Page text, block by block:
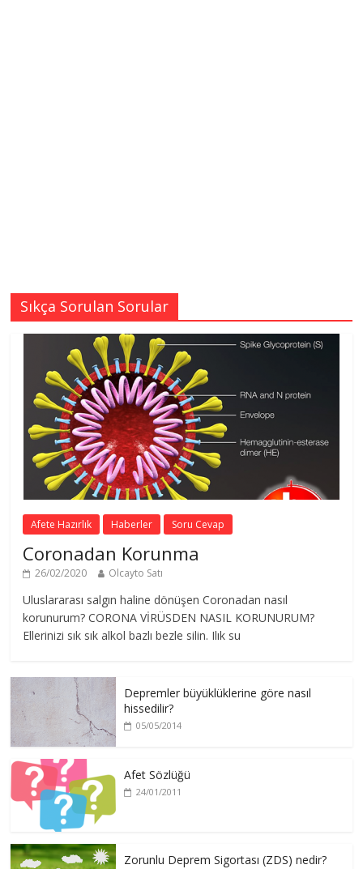
Sıkça Sorulan Sorular
Afete Hazırlık Haberler Soru Cevap
Coronadan Korunma
26/02/2020 Olcayto Satı
Uluslararası salgın haline dönüşen Coronadan nasıl
korunurum? CORONA VİRÜSDEN NASIL KORUNURUM?
Ellerinizi sık sık alkol bazlı bezle silin. Ilık su
Depremler büyüklüklerine göre nasıl
hissedilir?
05/05/2014
Afet Sözlüğü
24/01/2011
Zorunlu Deprem Sigortası (ZDS) nedir?